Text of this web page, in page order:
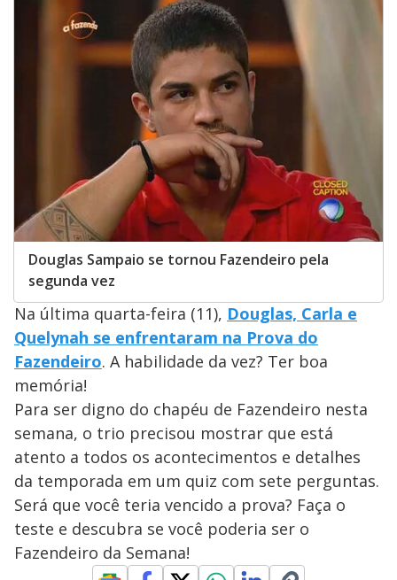
Douglas Sampaio se tornou Fazendeiro pela
segunda vez
Na última quarta-feira (11), Douglas, Carla e
Quelynah se enfrentaram na Prova do
Fazendeiro. A habilidade da vez? Ter boa
memória!
Para ser digno do chapéu de Fazendeiro nesta
semana, o trio precisou mostrar que está
atento a todos os acontecimentos e detalhes
da temporada em um quiz com sete perguntas.
Será que você teria vencido a prova? Faça o
teste e descubra se você poderia ser o
Fazendeiro da Semana!